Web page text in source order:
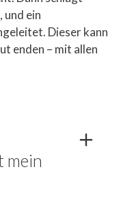
und ein
Dieser kann
enden – mit allen
mein